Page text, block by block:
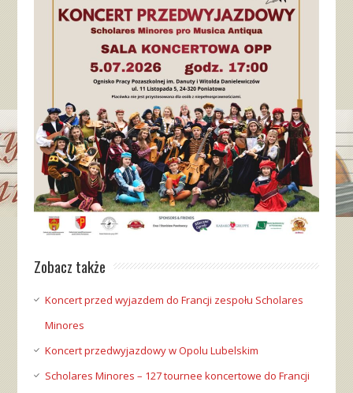
Zobacz także
Koncert przed wyjazdem do Francji zespołu Scholares
Minores
Koncert przedwyjazdowy w Opolu Lubelskim
Scholares Minores – 127 tournee koncertowe do Francji